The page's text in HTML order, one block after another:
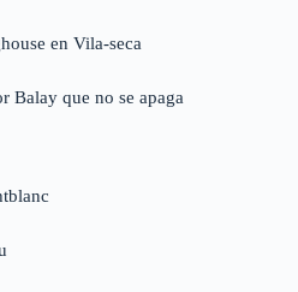
en Vila-seca
Balay que no se apaga